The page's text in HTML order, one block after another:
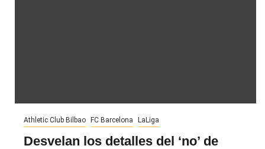
Athletic Club Bilbao FC Barcelona LaLiga
Desvelan los detalles del ‘no’ de